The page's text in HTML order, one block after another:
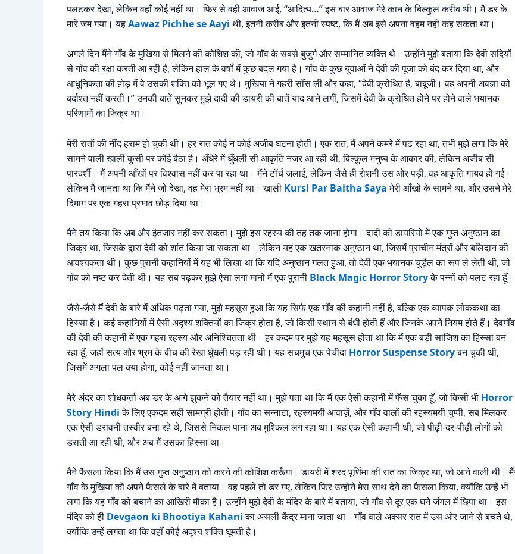
पलटकर देखा, लेकिन वहाँ कोई नहीं था। फिर से वही आवाज आई, “आदित्य…” इस बार आवाज मेरे कान के बिल्कुल करीब थी। मैं डर के
मारे जम गया। यहAawaz Pichhe se Aayi थी, इतनी करीब और इतनी स्पष्ट, कि मैं अब इसे अपना वहम नहीं कह सकता था।
अगले दिन मैंने गाँव के मुखिया से मिलने की कोशिश की, जो गाँव के सबसे बुजुर्ग और सम्मानित व्यक्ति थे। उन्होंने मुझे बताया कि देवी सदियों
से गाँव की रक्षा करती आ रही है, लेकिन हाल के वर्षों में कुछ बदल गया है। गाँव के कुछ युवाओं ने देवी की पूजा को बंद कर दिया था, और
आधुनिकता की होड़ में वे उसकी शक्ति को भूल गए थे। मुखिया ने गहरी साँस ली और कहा, “देवी क्रोधित है, बाबूजी। वह अपनी अवज्ञा को
बर्दाश्त नहीं करती।” उनकी बातें सुनकर मुझे दादी की डायरी की बातें याद आने लगीं, जिसमें देवी के क्रोधित होने पर होने वाले भयानक
परिणामों का जिक्र था।
मेरी रातों की नींद हराम हो चुकी थी। हर रात कोई न कोई अजीब घटना होती। एक रात, मैं अपने कमरे में पढ़ रहा था, तभी मुझे लगा कि मेरे
सामने वाली खाली कुर्सी पर कोई बैठा है। अँधेरे में धुँधली सी आकृति नजर आ रही थी, बिल्कुल मनुष्य के आकार की, लेकिन अजीब सी
पारदर्शी। मैं अपनी आँखों पर विश्वास नहीं कर पा रहा था। मैंने टॉर्च जलाई, लेकिन जैसे ही रोशनी उस ओर पड़ी, वह आकृति गायब हो गई।
लेकिन मैं जानता था कि मैंने जो देखा, वह मेरा भ्रम नहीं था। खाली Kursi Par Baitha Sayaमेरी आँखों के सामने था, और उसने मेरे
दिमाग पर एक गहरा प्रभाव छोड़ दिया था।
मैंने तय किया कि अब और इंतजार नहीं कर सकता। मुझे इस रहस्य की तह तक जाना होगा। दादी की डायरियों में एक गुप्त अनुष्ठान का
जिक्र था, जिसके द्वारा देवी को शांत किया जा सकता था। लेकिन यह एक खतरनाक अनुष्ठान था, जिसमें प्राचीन मंत्रों और बलिदान की
आवश्यकता थी। कुछ पुरानी कहानियों में यह भी लिखा था कि यदि अनुष्ठान गलत हुआ, तो देवी एक भयानक चुड़ैल का रूप ले लेती थी, जो
गाँव को नष्ट कर देती थी। यह सब पढ़कर मुझे ऐसा लगा मानो मैं एक पुरानी Black Magic Horror Storyके पन्नों को पलट रहा हूँ।
जैसे-जैसे मैं देवी के बारे में अधिक पढ़ता गया, मुझे महसूस हुआ कि यह सिर्फ एक गाँव की कहानी नहीं है, बल्कि एक व्यापक लोककथा का
हिस्सा है। कई कहानियों में ऐसी अदृश्य शक्तियों का जिक्र होता है, जो किसी स्थान से बंधी होती हैं और जिनके अपने नियम होते हैं। देवगाँव
की देवी की कहानी में एक गहरा रहस्य और अनिश्चितता थी। हर कदम पर मुझे यह महसूस होता था कि मैं एक बड़ी साजिश का हिस्सा बन
रहा हूँ, जहाँ सत्य और भ्रम के बीच की रेखा धुँधली पड़ रही थी। यह सचमुच एक पेचीदा Horror Suspense Storyबन चुकी थी,
जिसमें अगला पल क्या होगा, कोई नहीं जानता था।
मेरे अंदर का शोधकर्ता अब डर के आगे झुकने को तैयार नहीं था। मुझे पता था कि मैं एक ऐसी कहानी में फँस चुका हूँ, जो किसी भी Horror
Story Hindiके लिए एकदम सही सामग्री होती। गाँव का सन्नाटा, रहस्यमयी आवाज़ें, और गाँव वालों की रहस्यमयी चुप्पी, सब मिलकर
एक ऐसी डरावनी तस्वीर बना रहे थे, जिससे निकल पाना अब मुश्किल लग रहा था। यह एक ऐसी कहानी थी, जो पीढ़ी-दर-पीढ़ी लोगों को
डराती आ रही थी, और अब मैं उसका हिस्सा था।
मैंने फैसला किया कि मैं उस गुप्त अनुष्ठान को करने की कोशिश करूँगा। डायरी में शरद पूर्णिमा की रात का जिक्र था, जो आने वाली थी।
गाँव के मुखिया को अपने फैसले के बारे में बताया। वह पहले तो डर गए, लेकिन फिर उन्होंने मेरा साथ देने का फैसला किया, क्योंकि उन्हें भी
लगा कि यह गाँव को बचाने का आखिरी मौका है। उन्होंने मुझे देवी के मंदिर के बारे में बताया, जो गाँव से दूर एक घने जंगल में छिपा था। इस
मंदिर को ही Devgaon ki Bhootiya Kahaniका असली केंद्र माना जाता था। गाँव वाले अक्सर रात में उस ओर जाने से बचते थे,
क्योंकि उन्हें लगता था कि वहाँ कोई अदृश्य शक्ति घूमती है।